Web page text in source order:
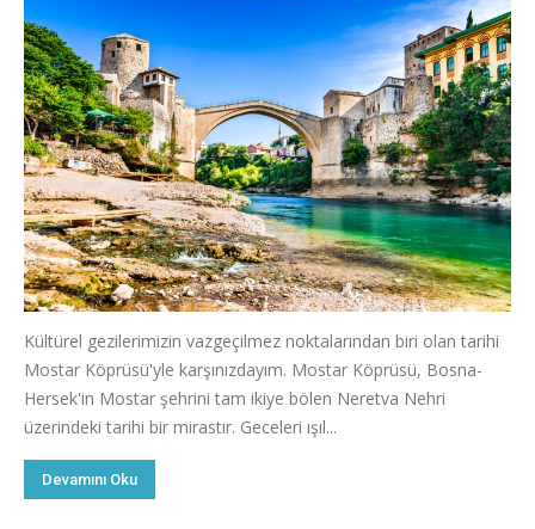
Kültürel gezilerimizin vazgeçilmez noktalarından biri olan tarihi
Mostar Köprüsü'yle karşınızdayım. Mostar Köprüsü, Bosna-
Hersek'in Mostar şehrini tam ikiye bölen Neretva Nehri
üzerindeki tarihi bir mirastır. Geceleri ışıl...
Devamını Oku